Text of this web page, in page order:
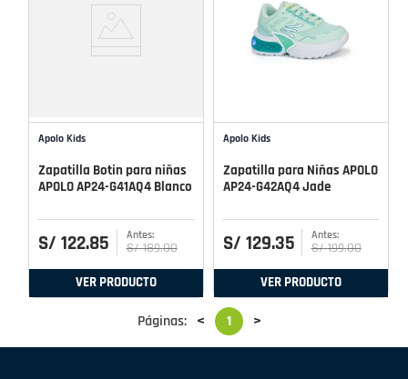
Apolo Kids
Zapatilla Botin para niñas
APOLO AP24-G41AQ4 Blanco
S/ 122.85 S/ 189.00
VER PRODUCTO
Apolo Kids
Zapatilla para Niñas APOLO
AP24-G42AQ4 Jade
S/ 129.35 S/ 199.00
VER PRODUCTO
Páginas: < 1 >